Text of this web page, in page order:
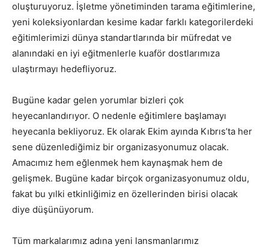
oluşturuyoruz. İşletme yönetiminden tarama eğitimlerine,
yeni koleksiyonlardan kesime kadar farklı kategorilerdeki
eğitimlerimizi dünya standartlarında bir müfredat ve
alanındaki en iyi eğitmenlerle kuaför dostlarımıza
ulaştırmayı hedefliyoruz.
Bugüne kadar gelen yorumlar bizleri çok
heyecanlandırıyor. O nedenle eğitimlere başlamayı
heyecanla bekliyoruz. Ek olarak Ekim ayında Kıbrıs’ta her
sene düzenlediğimiz bir organizasyonumuz olacak.
Amacımız hem eğlenmek hem kaynaşmak hem de
gelişmek. Bugüne kadar birçok organizasyonumuz oldu,
fakat bu yılki etkinliğimiz en özellerinden birisi olacak
diye düşünüyorum.
Tüm markalarımız adına yeni lansmanlarımız